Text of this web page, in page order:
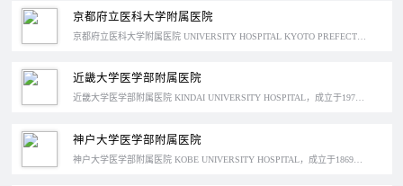
京都府立医科大学附属医院
京都府立医科大学附属医院 UNIVERSITY HOSPITAL KYOTO PREFECTURAL UNIVERSITY OF MEDICINE，成立于1875年，位于京都府上京区。府立医大是日本比较古老的公立医科大学之一，附属医院以皮肤病和癌症的后续治疗服务最具特色。
近畿大学医学部附属医院
近畿大学医学部附属医院 KINDAI UNIVERSITY HOSPITAL，成立于1975年，位于日本大阪府狭山市。近畿大学起源于1982年建立的日本大学专科学校，是日本关西地区传统八大私立大学之一，医学部的附属医院是南大阪地区唯一一所大学医院，在癌症诊疗上较为专业，经验丰富。
神户大学医学部附属医院
神户大学医学部附属医院 KOBE UNIVERSITY HOSPITAL，成立于1869年，位于日本兵库县神户市。起源于神户医院，擅长心血管内科和肝胆胰外科的治疗，是日本的特定功能医院。